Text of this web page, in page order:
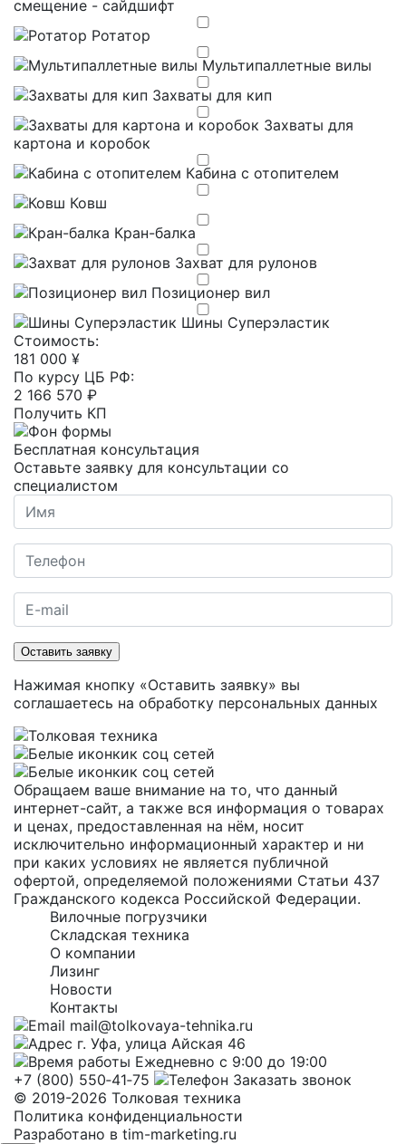
смещение - сайдшифт
Ротатор
Мультипаллетные вилы
Захваты для кип
Захваты для
картона и коробок
Кабина с отопителем
Ковш
Кран-балка
Захват для рулонов
Позиционер вил
Шины Суперэластик
Cтоимость:
181 000 ¥
По курсу ЦБ РФ:
2 166 570 ₽
Получить КП
Бесплатная консультация
Оставьте заявку для консультации со
специалистом
Оставить заявку
Нажимая кнопку «Оставить заявку» вы
соглашаетесь на обработку персональных данных
Обращаем ваше внимание на то, что данный
интернет-сайт, а также вся информация о товарах
и ценах, предоставленная на нём, носит
исключительно информационный характер и ни
при каких условиях не является публичной
офертой, определяемой положениями Статьи 437
Гражданского кодекса Российской Федерации.
Вилочные погрузчики
Складская техника
О компании
Лизинг
Новости
Контакты
mail@tolkovaya-tehnika.ru
г. Уфа, улица Айская 46
Ежедневно с 9:00 до 19:00
+7 (800) 550‑41‑75
Заказать звонок
© 2019-2026 Толковая техника
Политика конфиденциальности
Разработано в tim-marketing.ru